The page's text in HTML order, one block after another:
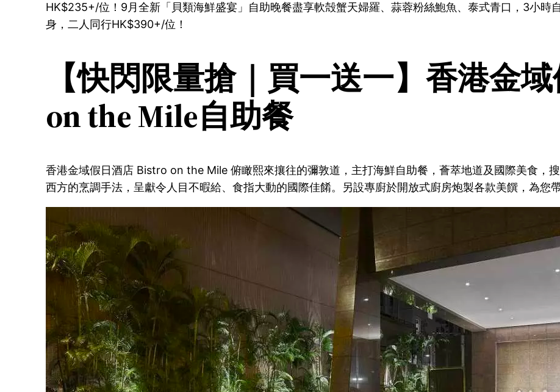
HK$235+/位！9月全新「貝類海鮮盛宴」自助晚餐盡享軟殻蟹天婦羅、蒜蓉粉絲鮑魚、泰式青口，3小時
身，二人同行HK$390+/位！
【快閃限量搶｜買一送一】香港金
on the Mile自助餐
香港金域假日酒店 Bistro on the Mile 俯瞰熙來攘往的彌敦道，主打海鮮自助餐，薈萃地道及國際美食，
西方的烹調手法，呈獻令人目不暇給、食指大動的國際佳餚。另設專廚於開放式廚房炮製各款美饌，為您